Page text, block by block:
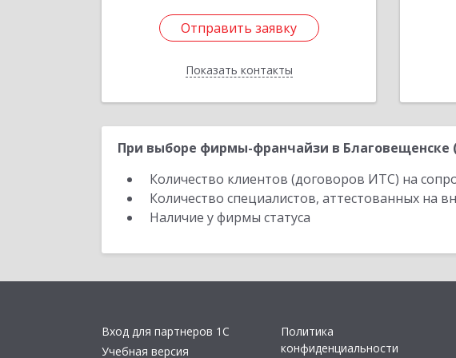
Отправить заявку
Показать контакты
Отправить заявку
Назад
При выборе фирмы-франчайзи в Благовещенске
Количество клиентов (договоров ИТС) на
Количество специалистов, аттестованных на
Наличие у фирмы статуса
Вход для партнеров 1С
Учебная версия
Политика
конфиденциальности